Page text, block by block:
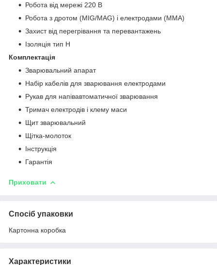
Робота від мережі 220 В
Робота з дротом (MIG/MAG) і електродами (MMA)
Захист від перегрівання та перевантажень
Ізоляція тип Н
Комплектація
Зварювальний апарат
Набір кабелів для зварювання електродами
Рукав для напівавтоматичної зварювання
Тримач електродів і клему маси
Щит зварювальний
Щітка-молоток
Інструкція
Гарантія
Приховати
Спосіб упаковки
Картонна коробка
Характеристики